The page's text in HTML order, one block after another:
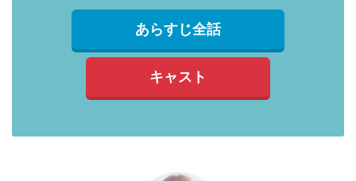
あらすじ全話
キャスト